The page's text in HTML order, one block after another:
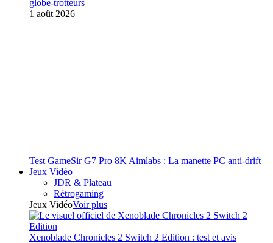
globe-trotteurs
1 août 2026
Test GameSir G7 Pro 8K Aimlabs : La manette PC anti-drift
Jeux Vidéo
JDR & Plateau
Rétrogaming
Jeux VidéoVoir plus
Xenoblade Chronicles 2 Switch 2 Edition : test et avis